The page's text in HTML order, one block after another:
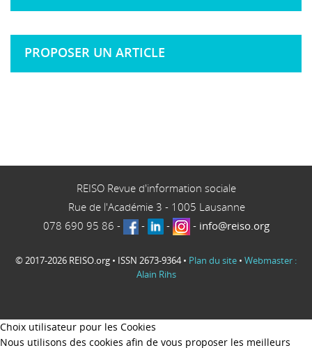
PROPOSER UN ARTICLE
REISO Revue d'information sociale
Rue de l'Académie 3 - 1005 Lausanne
078 690 95 86 - - - - info@reiso.org
© 2017-2026 REISO.org • ISSN 2673-9364 • Plan du site • Webmaster :
Alain Rihs
Choix utilisateur pour les Cookies
Nous utilisons des cookies afin de vous proposer les meilleurs